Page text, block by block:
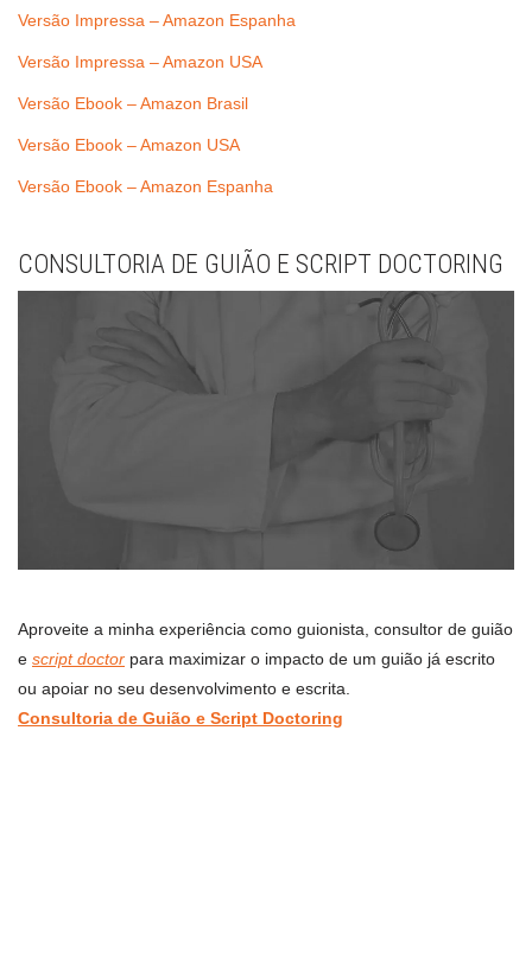
Versão Impressa – Amazon Espanha
Versão Impressa – Amazon USA
Versão Ebook – Amazon Brasil
Versão Ebook – Amazon USA
Versão Ebook – Amazon Espanha
CONSULTORIA DE GUIÃO E SCRIPT DOCTORING
Aproveite a minha experiência como guionista, consultor de guião
e script doctor para maximizar o impacto de um guião já escrito
ou apoiar no seu desenvolvimento e escrita.
Consultoria de Guião e Script Doctoring